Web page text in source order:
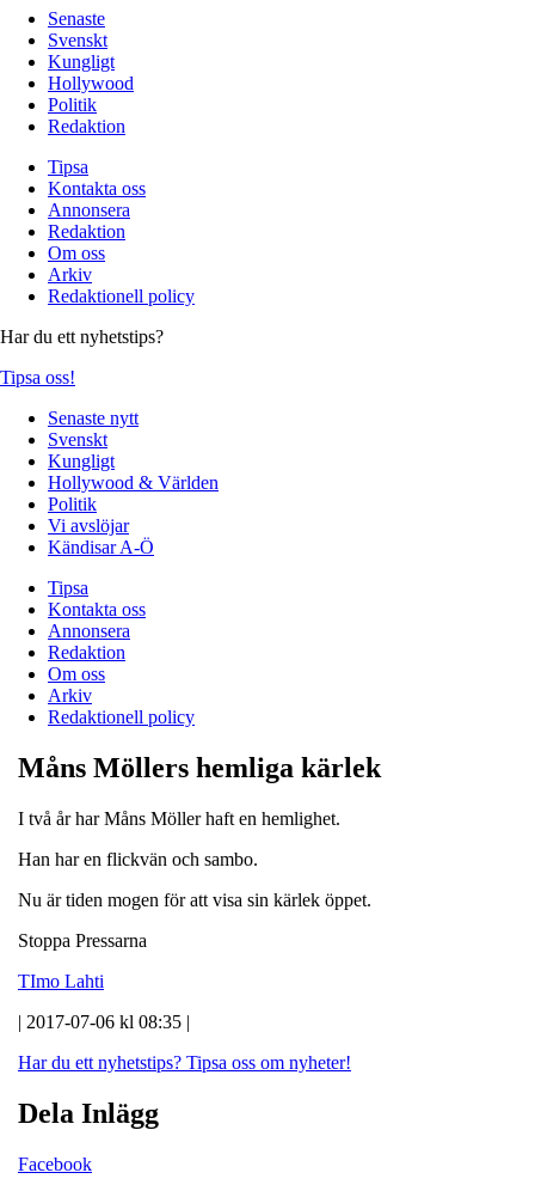
Senaste
Svenskt
Kungligt
Hollywood
Politik
Redaktion
Tipsa
Kontakta oss
Annonsera
Redaktion
Om oss
Arkiv
Redaktionell policy
Har du ett nyhetstips?
Tipsa oss!
Senaste nytt
Svenskt
Kungligt
Hollywood & Världen
Politik
Vi avslöjar
Kändisar A-Ö
Tipsa
Kontakta oss
Annonsera
Redaktion
Om oss
Arkiv
Redaktionell policy
Måns Möllers hemliga kärlek
I två år har Måns Möller haft en hemlighet.
Han har en flickvän och sambo.
Nu är tiden mogen för att visa sin kärlek öppet.
Stoppa Pressarna
TImo Lahti
| 2017-07-06 kl 08:35 |
Har du ett nyhetstips? Tipsa oss om nyheter!
Dela Inlägg
Facebook